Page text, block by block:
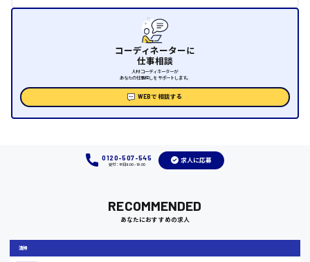
福岡県
コーディネーターに
仕事相談
人材コーディネーターが
あなたの仕事探しをサポートします。
WEBで相談する
0120-507-545
受付：平日9:00 - 18:00
求人に応募
RECOMMENDED
あなたにおすすめの求人
清掃